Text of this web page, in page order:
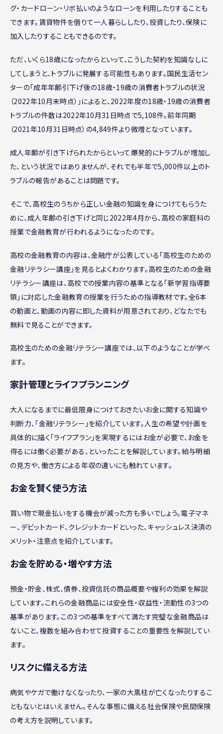
グ・カードローン・リボ払いのようなローンを利用したりすることも
できます。賃貸物件を借りて一人暮らししたり、投資したり、保険に
加入したりすることもできるのです。
ただ、いくら18歳になったからといって、こうした契約を知識なしに
してしまうと、トラブルに発展する可能性もあります。国民生活セン
ターの「成年年齢引下げ後の18歳・19歳の消費者トラブルの状況
（2022年10月末時点）」によると、2022年度の18歳・19歳の消費者
トラブルの件数は2022年10月31日時点で5,108件。前年同期
（2021年10月31日時点）の4,849件より微増となっています。
成人年齢が引き下げられたからといって爆発的にトラブルが増加し
た、という状況ではありませんが、それでも半年で5,000件以上のト
ラブルの報告があることは問題です。
そこで、高校生のうちから正しい金融の知識を身につけてもらうた
めに、成人年齢の引き下げと同じ2022年4月から、高校の家庭科の
授業で金融教育が行われるようになったのです。
高校の金融教育の内容は、金融庁が公表している「高校生のための
金融リテラシー講座」を見るとよくわかります。高校生のための金融
リテラシー講座は、高校での授業内容の基準となる「新学習指導要
領」に対応した金融教育の授業を行うための指導教材です。全6本
の動画と、動画の内容に即した資料が用意されており、どなたでも
無料で見ることができます。
高校生のための金融リテラシー講座では、以下のようなことが学べ
ます。
家計管理とライフプランニング
大人になるまでに最低限身につけておきたいお金に関する知識や
判断力、「金融リテラシー」を紹介しています。人生の希望や計画を
具体的に描く「ライフプラン」を実現するにはお金が必要で、お金を
得るには働く必要がある、といったことを解説しています。給与明細
の見方や、働き方による年収の違いにも触れています。
お金を賢く使う方法
買い物で現金払いをする機会が減った方も多いでしょう。電子マネ
ー、デビットカード、クレジットカードといった、キャッシュレス決済の
メリット・注意点を紹介しています。
お金を貯める・増やす方法
預金・貯金、株式、債券、投資信託の商品概要や複利の効果を解説
しています。これらの金融商品には安全性・収益性・流動性の3つの
基準があります。この3つの基準をすべて満たす完璧な金融商品は
ないこと、複数を組み合わせて投資することの重要性を解説してい
ます。
リスクに備える方法
病気やケガで働けなくなったり、一家の大黒柱が亡くなったりするこ
ともないとはいえません。そんな事態に備える社会保険や民間保険
の考え方を説明しています。